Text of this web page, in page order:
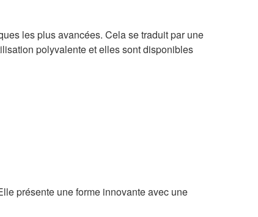
les plus avancées. Cela se traduit par une
polyvalente et elles sont disponibles
présente une forme innovante avec une